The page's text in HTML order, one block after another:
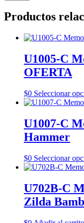
Productos
U1005-C
OFERTA
$0 Seleccionar
U1007-C
Hammer
$0 Seleccionar
U702B-C
Zilda